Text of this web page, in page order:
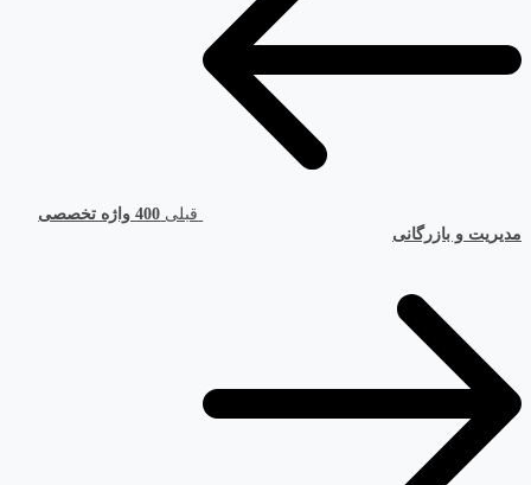
قبلی
400 واژه تخصصی
مدیریت و بازرگانی